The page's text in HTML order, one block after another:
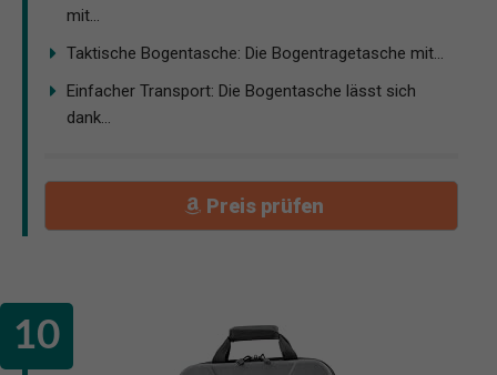
mit...
Taktische Bogentasche: Die Bogentragetasche mit...
Einfacher Transport: Die Bogentasche lässt sich
dank...
Preis prüfen